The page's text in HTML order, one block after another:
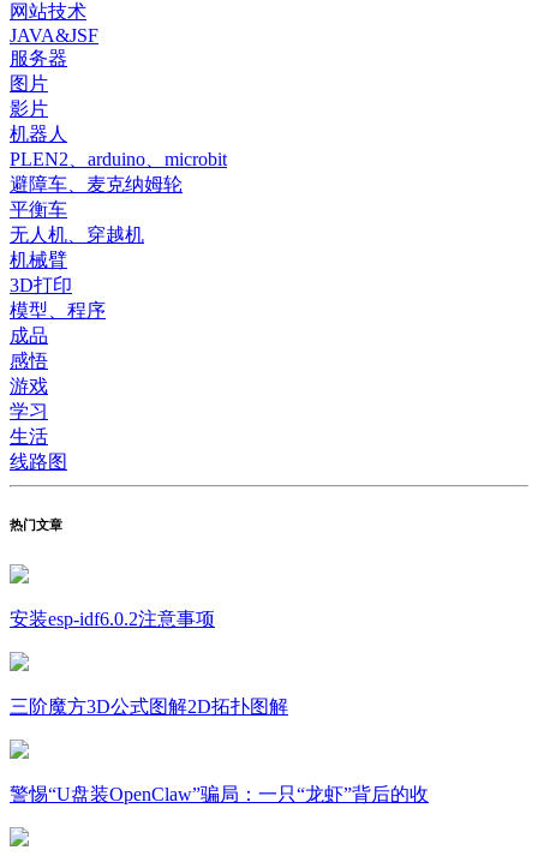
网站技术
JAVA&JSF
服务器
图片
影片
机器人
PLEN2、arduino、microbit
避障车、麦克纳姆轮
平衡车
无人机、穿越机
机械臂
3D打印
模型、程序
成品
感悟
游戏
学习
生活
线路图
热门文章
安装esp-idf6.0.2注意事项
三阶魔方3D公式图解2D拓扑图解
警惕“U盘装OpenClaw”骗局：一只“龙虾”背后的收